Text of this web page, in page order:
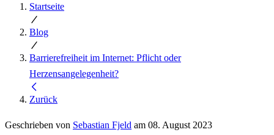
Startseite
Blog
Barrierefreiheit im Internet: Pflicht oder
Herzensangelegenheit?
Zurück
Geschrieben von Sebastian Fjeld am 08. August 2023